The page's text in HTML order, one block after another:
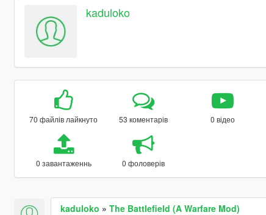
kaduloko
70 файлів лайкнуто 53 коментарів 0 відео
0 завантаженнь 0 фоловерів
kaduloko » The Battlefield (A Warfare Mod)